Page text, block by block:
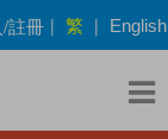
註冊 | 繁 | English